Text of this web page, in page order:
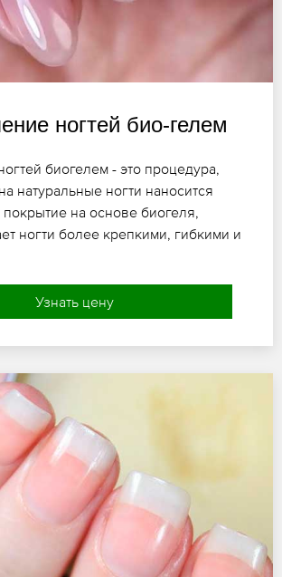
ногтей био-гелем
биогелем - это процедура,
натуральные ногти наносится
на основе биогеля,
ногти более крепкими, гибкими и
Узнать цену